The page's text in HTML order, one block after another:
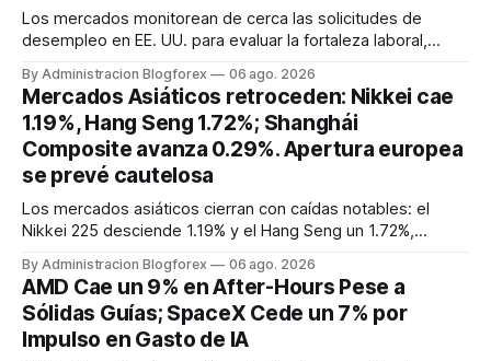
Los mercados monitorean de cerca las solicitudes de
desempleo en EE. UU. para evaluar la fortaleza laboral,
pedidos de fábrica alemanes darán señales sobre el
consumo y la actividad industrial, con referencias a datos
recientes de 2026.
By Administracion Blogforex 06 ago. 2026
Mercados Asiáticos retroceden: Nikkei cae
1.19%, Hang Seng 1.72%; Shanghái
Composite avanza 0.29%. Apertura europea
se prevé cautelosa
Los mercados asiáticos cierran con caídas notables: el
Nikkei 225 desciende 1.19% y el Hang Seng un 1.72%,
financieros, además de un nuevo impuesto en Hong Kong.
En contraste, el Shanghái Composite sube un 0.29%. La
apertura europea se pe...
By Administracion Blogforex 06 ago. 2026
AMD Cae un 9% en After-Hours Pese a
Sólidas Guías; SpaceX Cede un 7% por
Impulso en Gasto de IA